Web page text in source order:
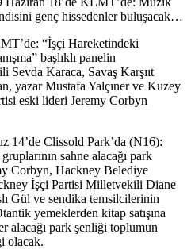
genç hissedenler buluşacak…
“İşçi Hareketindeki
başlıklı panelin
Sevda Karaca, Savaş Karşııt
yazar Mustafa Yalçıner ve Kuzey
eski lideri Jeremy Corbyn
Clissold Park’da (N16):
sahne alacağı park
Corbyn, Hackney Belediye
İşçi Partisi Milletvekili Diane
Gül ve sendika temsilcilerinin
yemeklerden kitap satışına
alacağı park şenliği toplumun
olacak.